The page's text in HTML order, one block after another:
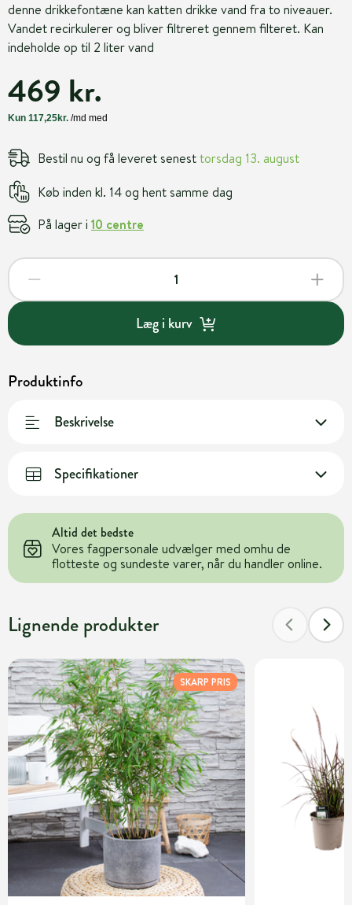
denne drikkefontæne kan katten drikke vand fra to niveauer.
Vandet recirkulerer og bliver filtreret gennem filteret. Kan
indeholde op til 2 liter vand
469 kr.
Bestil nu og få leveret senesttorsdag 13. august
Køb inden kl. 14 og hent samme dag
På lager i 10 centre
Læg i kurv
Produktinfo
Beskrivelse
Specifikationer
Altid det bedste
Vores fagpersonale udvælger med omhu de
flotteste og sundeste varer, når du handler online.
Lignende produkter
SKARP PRIS